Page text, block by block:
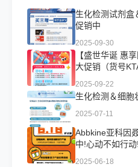
生化检测试剂盒
促销中
2025-09-30
【盛世华诞 惠
大促销（货号
2025-09-22
生化检测＆细胞
2025-07-11
Abbkine亚科因
中!心动不如行动!
2025-06-18